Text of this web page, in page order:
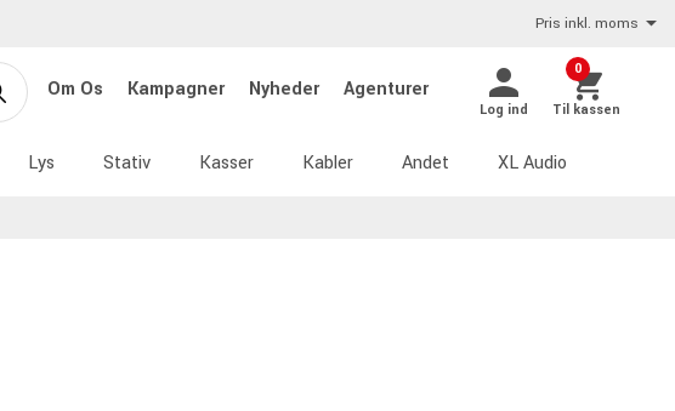
Pris inkl. moms
Om Os Kampagner Nyheder Agenturer
Log ind
0
Til kassen
Lys Stativ Kasser Kabler Andet XL Audio